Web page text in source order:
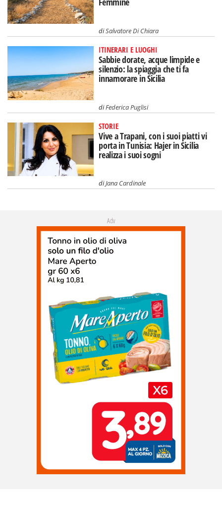
diSalvatore Di Chiara
ITINERARI E LUOGHI
Sabbie dorate, acque limpide e
silenzio: la spiaggia che ti fa
innamorare in Sicilia
diFederica Puglisi
STORIE
Vive a Trapani, con i suoi piatti vi
porta in Tunisia: Hajer in Sicilia
realizza i suoi sogni
diJana Cardinale
Adv